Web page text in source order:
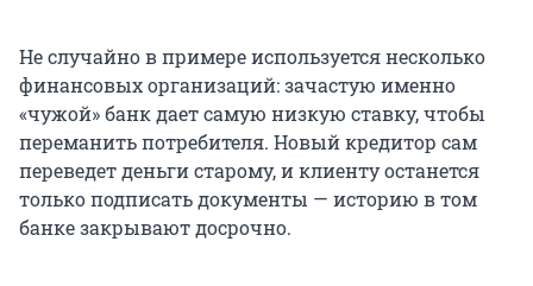
Не случайно в примере используется несколько
финансовых организаций: зачастую именно
«чужой» банк дает самую низкую ставку, чтобы
переманить потребителя. Новый кредитор сам
переведет деньги старому, и клиенту останется
только подписать документы — историю в том
банке закрывают досрочно.